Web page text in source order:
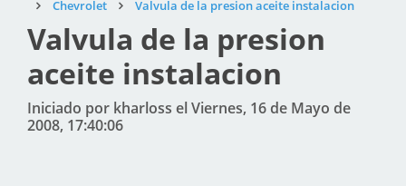
Chevrolet
Valvula de la presion aceite instalacion
Valvula de la presion
aceite instalacion
Iniciado por kharloss el Viernes, 16 de Mayo de
2008, 17:40:06